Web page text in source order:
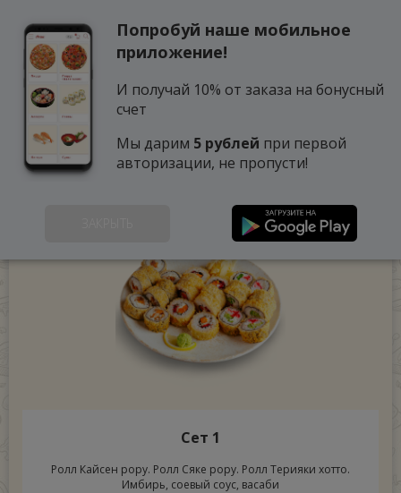
Сет 1
Ролл Кайсен рору. Ролл Сяке рору. Ролл Терияки хотто.
Имбирь, соевый соус, васаби
Попробуй наше мобильное
приложение!
И получай 10% от заказа на бонусный
счет
Мы дарим 5 рублей при первой
авторизации, не пропусти!